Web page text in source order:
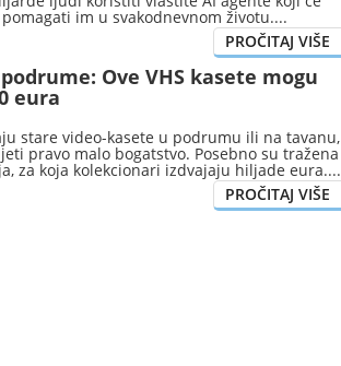
im u svakodnevnom životu.
Ove VHS kasete mogu
eura
stare video-kasete u podrumu ili na tavanu,
pravo malo bogatstvo. Posebno su tražena
za koja kolekcionari izdvajaju hiljade eura.